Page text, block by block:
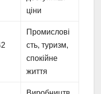
ціни
Промислові
сть, туризм,
спокійне
життя